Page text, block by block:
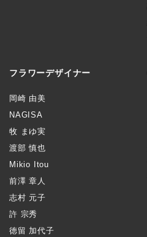
フラワーデザイナー
岡崎 由美
NAGISA
牧 まゆ実
渡部 慎也
Mikio Itou
前澤 章人
志村 元子
許 宗秀
徳留 加代子